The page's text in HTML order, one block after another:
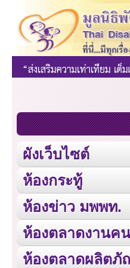
ผังเว็บไซต์
ห้องกระทู้
ห้องข่าว มพพท.
ห้องตลาดงานค
ห้องตลาดผลิต